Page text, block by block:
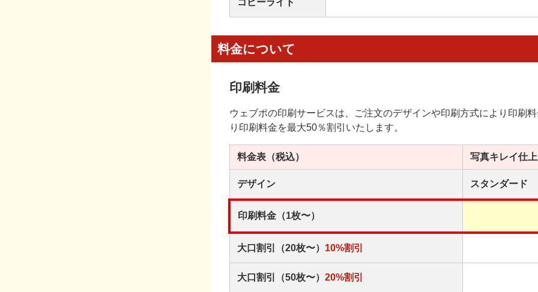
料金について
印刷料金
ウェブポの印刷サービスは、ご注文のデザインや印刷方式により印刷
り印刷料金を最大50％割引いたします。
料金表 （税込） 写真キレイ仕
デザイン スタンダード
印刷料金（1枚〜）
大口割引（20枚〜） 10%割引
大口割引（50枚〜） 20%割引